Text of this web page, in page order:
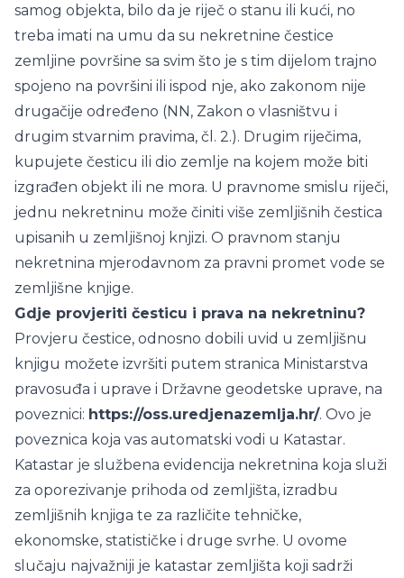
samog objekta, bilo da je riječ o stanu ili kući, no
treba imati na umu da su nekretnine čestice
zemljine površine sa svim što je s tim dijelom trajno
spojeno na površini ili ispod nje, ako zakonom nije
drugačije određeno (NN, Zakon o vlasništvu i
drugim stvarnim pravima, čl. 2.). Drugim riječima,
kupujete česticu ili dio zemlje na kojem može biti
izgrađen objekt ili ne mora. U pravnome smislu riječi,
jednu nekretninu može činiti više zemljišnih čestica
upisanih u zemljišnoj knjizi. O pravnom stanju
nekretnina mjerodavnom za pravni promet vode se
zemljišne knjige.
Gdje provjeriti česticu i prava na nekretninu?
Provjeru čestice, odnosno dobili uvid u zemljišnu
knjigu možete izvršiti putem stranica Ministarstva
pravosuđa i uprave i Državne geodetske uprave, na
poveznici: https://oss.uredjenazemlja.hr/. Ovo je
poveznica koja vas automatski vodi u Katastar.
Katastar je službena evidencija nekretnina koja služi
za oporezivanje prihoda od zemljišta, izradbu
zemljišnih knjiga te za različite tehničke,
ekonomske, statističke i druge svrhe. U ovome
slučaju najvažniji je katastar zemljišta koji sadrži